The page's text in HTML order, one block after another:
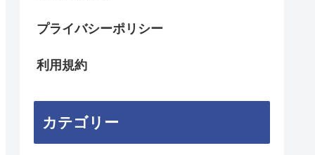
プライバシーポリシー
利用規約
カテゴリー